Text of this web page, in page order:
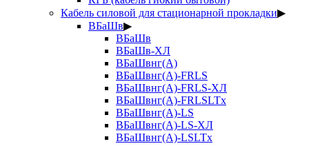
Кабель силовой для стационарной прокладки▶
ВБаШв▶
ВБаШв
ВБаШв-ХЛ
ВБаШвнг(А)
ВБаШвнг(А)-FRLS
ВБаШвнг(А)-FRLS-ХЛ
ВБаШвнг(А)-FRLSLTx
ВБаШвнг(А)-LS
ВБаШвнг(А)-LS-ХЛ
ВБаШвнг(А)-LSLTx